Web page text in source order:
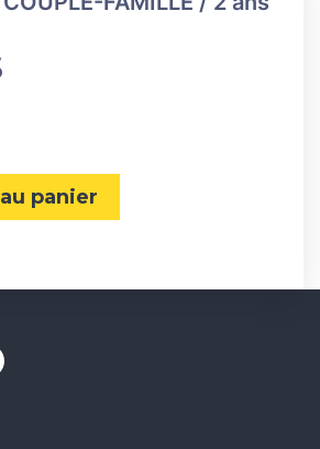
la quantitéla quantité
panier
une nouvelle fenêtre
une nouvelle fenêtre
Ce lien ouvrira une nouvelle